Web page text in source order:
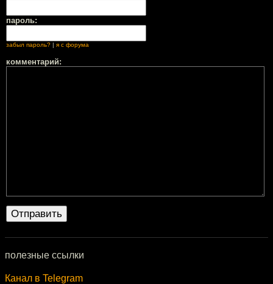
пароль:
забыл пароль? | я с форума
комментарий:
полезные ссылки
Канал в Telegram